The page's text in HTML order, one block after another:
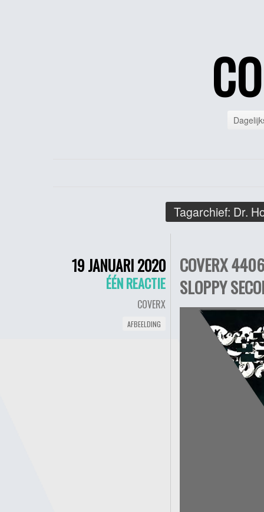
Tagarchief: Dr.
19 JANUARI 2020
ÉÉN REACTIE
COVERX
AFBEELDING
COVERX
SLOPPY